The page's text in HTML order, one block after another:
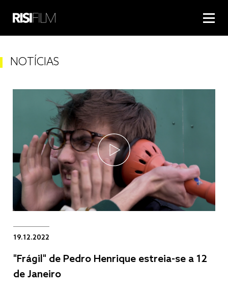
NOTÍCIAS
19.12.2022
"Frágil" de Pedro Henrique estreia-se a 12
de Janeiro